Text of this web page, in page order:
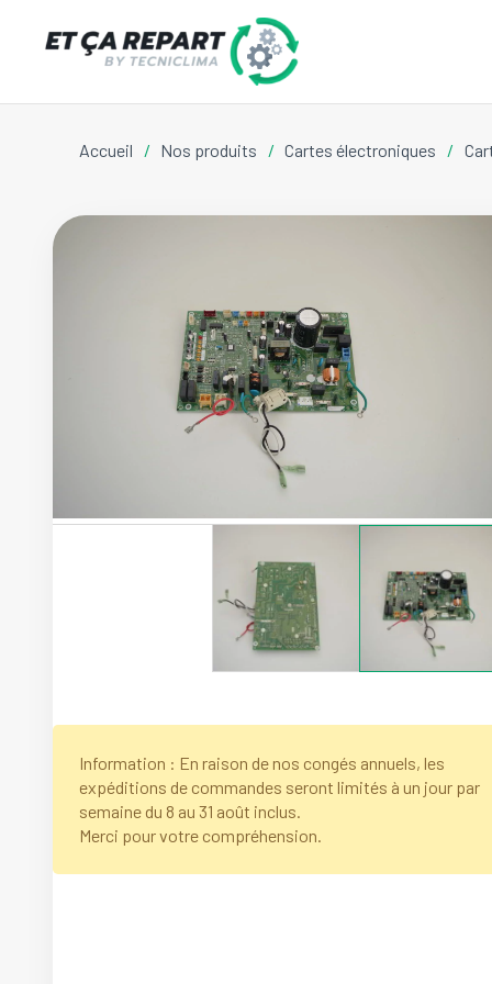
Accueil / Nos produits / Cartes électroniques /
Information : En raison de nos congés annuels, les
expéditions de commandes seront limités à un jour par
semaine du 8 au 31 août inclus.
Merci pour votre compréhension.